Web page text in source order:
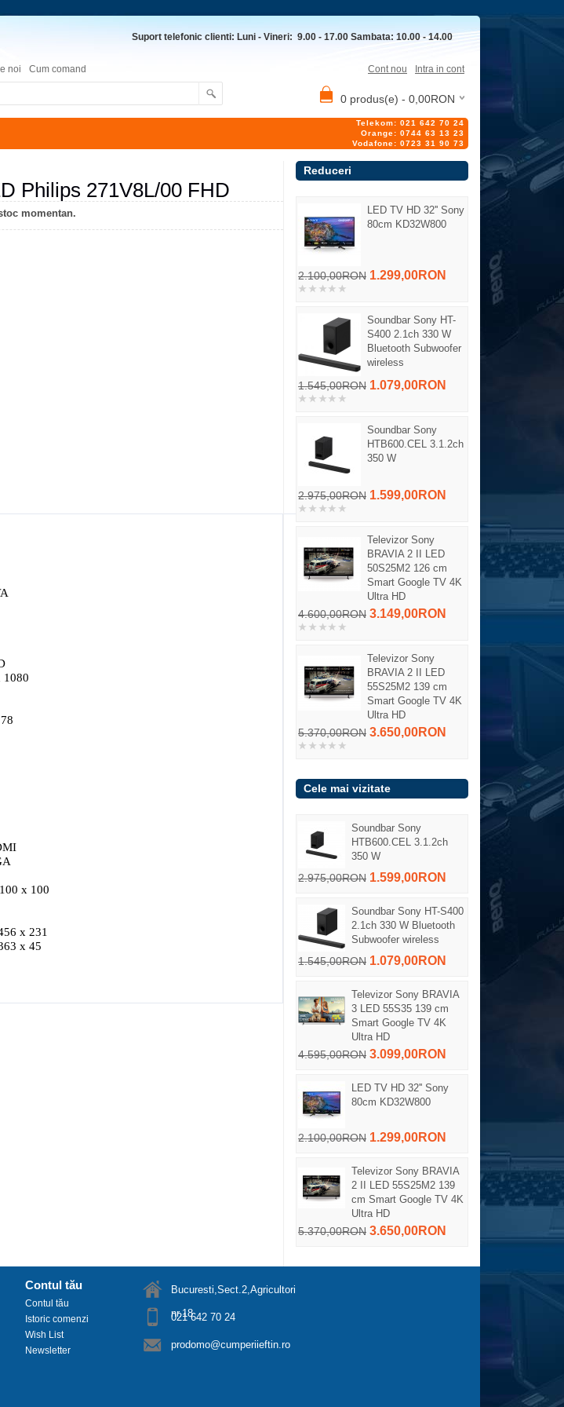
Suport telefonic clienti: Luni - Vineri: 9.00 - 17.00 Sambata: 10.00 - 14.00
noi Cum comand Cont nou Intra in cont
0 produs(e) - 0,00RON
Telekom: 021 642 70 24
Orange: 0744 63 13 23
Vodafone: 0723 31 90 73
Reduceri
LED TV HD 32'' Sony
80cm KD32W800
2.100,00RON 1.299,00RON
Soundbar Sony HT-
S400 2.1ch 330 W
Bluetooth Subwoofer
wireless
1.545,00RON 1.079,00RON
Soundbar Sony
HTB600.CEL 3.1.2ch
350 W
2.975,00RON 1.599,00RON
Televizor Sony
BRAVIA 2 II LED
50S25M2 126 cm
Smart Google TV 4K
Ultra HD
4.600,00RON 3.149,00RON
Televizor Sony
BRAVIA 2 II LED
55S25M2 139 cm
Smart Google TV 4K
Ultra HD
5.370,00RON 3.650,00RON
Cele mai vizitate
Soundbar Sony
HTB600.CEL 3.1.2ch
350 W
2.975,00RON 1.599,00RON
Soundbar Sony HT-S400
2.1ch 330 W Bluetooth
Subwoofer wireless
1.545,00RON 1.079,00RON
Televizor Sony BRAVIA
3 LED 55S35 139 cm
Smart Google TV 4K
Ultra HD
4.595,00RON 3.099,00RON
LED TV HD 32'' Sony
80cm KD32W800
2.100,00RON 1.299,00RON
Televizor Sony BRAVIA
2 II LED 55S25M2 139
cm Smart Google TV 4K
Ultra HD
5.370,00RON 3.650,00RON
Philips 271V8L/00 FHD
momentan.
1080
x 100
x 231
x 45
Contul tău
Contul tău
Istoric comenzi
Wish List
Newsletter
Bucuresti,Sect.2,Agricultori
nr.18
021 642 70 24
prodomo@cumperiieftin.ro